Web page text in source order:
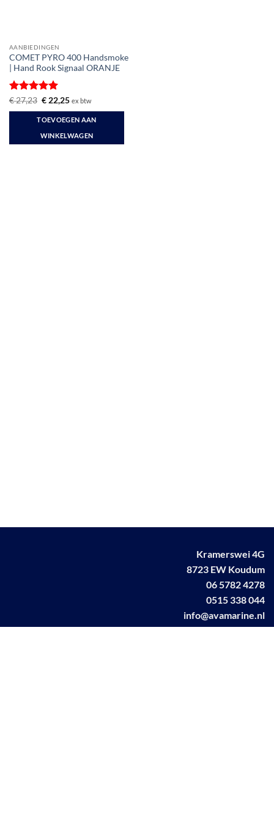
AANBIEDINGEN
COMET PYRO 400 Handsmoke
| Hand Rook Signaal ORANJE
Gewaardeerd
5uit 5
€27,23 Oorspronkelijke
was:
€ 27,23.
€22,25Huidige
is:
€ 22,25.
ex btw
TOEVOEGEN AAN
WINKELWAGEN
Kramerswei 4G
8723 EW Koudum
06 5782 4278
0515 338 044
info@avamarine.nl